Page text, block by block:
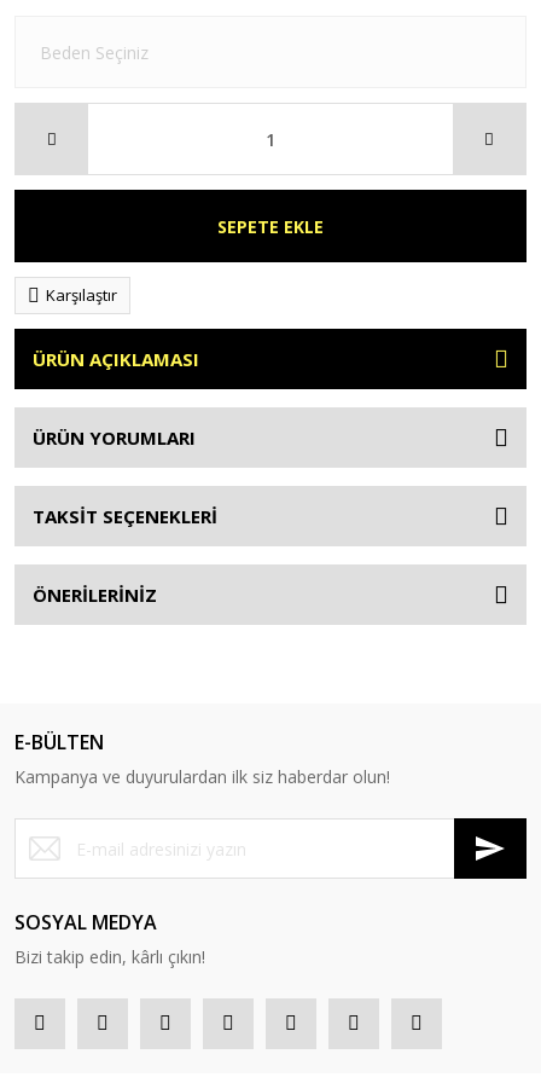
SEPETE EKLE
Karşılaştır
ÜRÜN AÇIKLAMASI
ÜRÜN YORUMLARI
TAKSİT SEÇENEKLERİ
ÖNERİLERİNİZ
E-BÜLTEN
Kampanya ve duyurulardan ilk siz haberdar olun!
SOSYAL MEDYA
Bizi takip edin, kârlı çıkın!